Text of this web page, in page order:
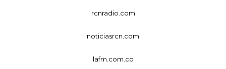
rcnradio.com
noticiasrcn.com
lafm.com.co